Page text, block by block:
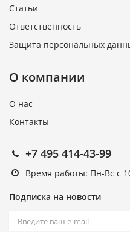
Статьи
Ответственность
Защита персональных
О компании
О нас
Контакты
+7 495 414-43-99
Время работы: Пн-Вс с
Подписка на новости